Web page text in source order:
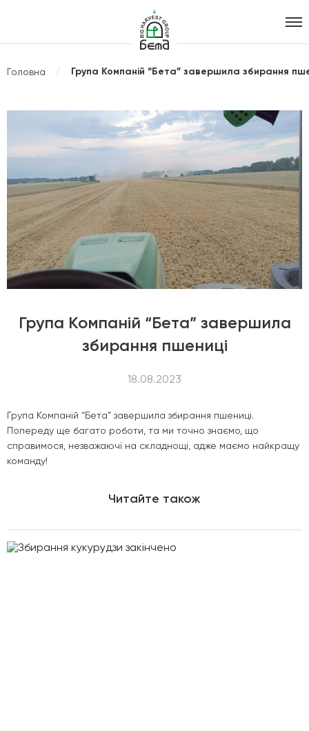
B.I.G. Harvest
Group
Головна Група Компаній “Бета” завершила збирання
" alt="Зображення">
Група Компаній “Бета” завершила
збирання пшениці
18.08.2023
Група Компаній “Бета” завершила збирання пшениці.
Попереду ще багато роботи, та ми точно знаємо, що
справимося, незважаючі на складнощі, адже маємо найкращу
команду!
Читайте також